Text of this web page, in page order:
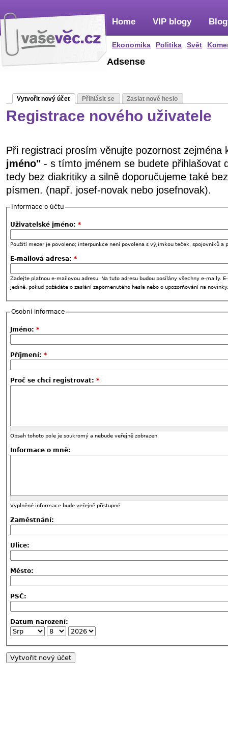
Home
Ekonomika Politika Svět
VIP blogy
Adsense
Vytvořit nový účet Přihlásit se Zaslat nové heslo
Registrace nového uživatele
Při registraci prosím věnujte pozornost zejména
jméno" - s tímto jménem se budete přihlašovat
tedy bez diakritiky a silně doporučujeme také
písmen. (např. josef-novak nebo josefnovak).
Informace o účtu
Uživatelské jméno: *
Použití mezer je povoleno; interpunkce není povolena s výjimkou teček, spojovníků a
E-mailová adresa: *
Zadejte platnou e-mailovou adresu. Na tuto adresu budou posílány všechny e-maily.
jedině, pokud požádáte o zaslání zapomenutého hesla nebo o upozorňování na novinky.
Osobní informace
Jméno: *
Příjmení: *
Proč se chci registrovat: *
Obsah tohoto pole je soukromý a nebude veřejně zobrazen.
Informace o mně:
Vyplněné informace bude veřejně přístupné
Zaměstnání:
Ulice:
Město:
PSČ:
Datum narození: